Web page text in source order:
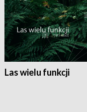
Las wielu funkcji